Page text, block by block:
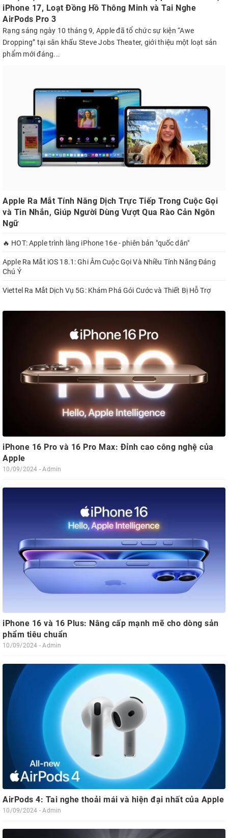
iPhone 17, Loạt Đồng Hồ Thông Minh và Tai Nghe
AirPods Pro 3
Rạng sáng ngày 10 tháng 9, Apple đã tổ chức sự kiện “Awe
Dropping” tại sân khấu Steve Jobs Theater, giới thiệu một loạt sản
phẩm mới đáng...
Apple Ra Mắt Tính Năng Dịch Trực Tiếp Trong Cuộc Gọi
và Tin Nhắn, Giúp Người Dùng Vượt Qua Rào Cản Ngôn
Ngữ
🔥 HOT: Apple trình làng iPhone 16e - phiên bản "quốc dân"
Apple Ra Mắt iOS 18.1: Ghi Âm Cuộc Gọi Và Nhiều Tính Năng Đáng
Chú Ý
Viettel Ra Mắt Dịch Vụ 5G: Khám Phá Gói Cước và Thiết Bị Hỗ Trợ
iPhone 16 Pro và 16 Pro Max: Đỉnh cao công nghệ của
Apple
10/09/2024 - Admin
iPhone 16 và 16 Plus: Nâng cấp mạnh mẽ cho dòng sản
phẩm tiêu chuẩn
10/09/2024 - Admin
AirPods 4: Tai nghe thoải mái và hiện đại nhất của Apple
10/09/2024 - Admin